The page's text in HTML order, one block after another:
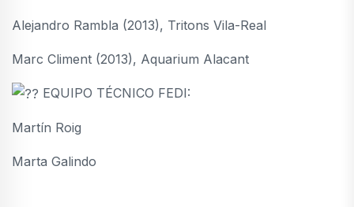
Alejandro Rambla (2013), Tritons Vila-Real
Marc Climent (2013), Aquarium Alacant
EQUIPO TÉCNICO FEDI:
Martín Roig
Marta Galindo